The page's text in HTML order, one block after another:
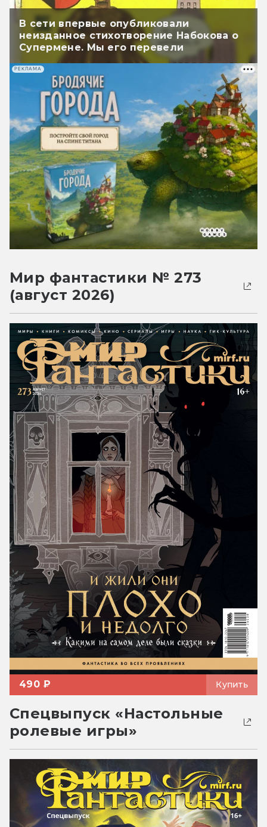
В сети впервые опубликовали
неизданное стихотворение Набокова о
Супермене. Мы его перевели
РЕКЛАМА
Мир фантастики № 273
(август 2026)
490 ₽ Купить
Спецвыпуск «Настольные
ролевые игры»